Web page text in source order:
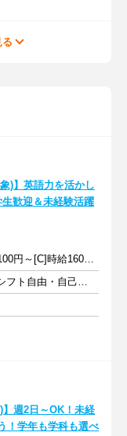
)】英語力を活かし
歓迎＆未経験活躍
[A]時給2500円～[B]時給2100円～[C]時給1600円～ ※生徒数による
週1日以上 1日1時間以上 シフト自由・自己申告
】週2日～OK！未経
！学年も学科も選べ